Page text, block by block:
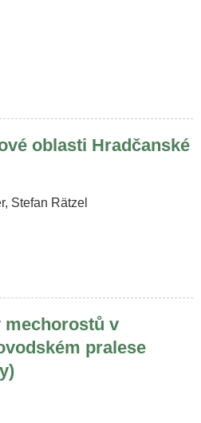
oblasti Hradčanské
Stefan Rätzel
mechorostů v
pralese